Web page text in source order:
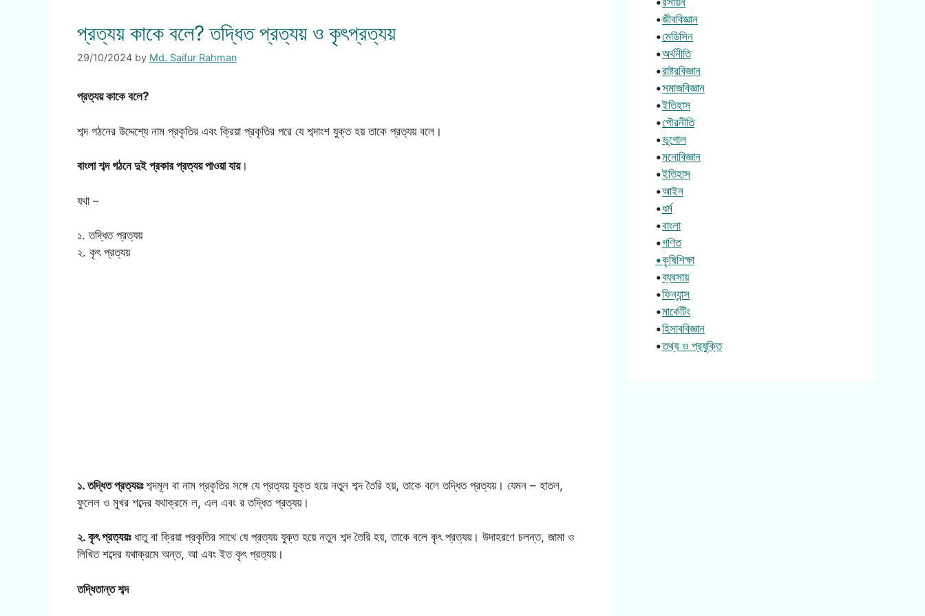
প্রত্যয় কাকে বলে? তদ্ধিত প্রত্যয় ও কৃৎপ্রত্যয়
29/10/2024 by Md. Saifur Rahman
প্রত্যয় কাকে বলে?
শব্দ গঠনের উদ্দেশ্যে নাম প্রকৃতির এবং ক্রিয়া প্রকৃতির পরে যে শব্দাংশ যুক্ত হয় তাকে প্রত্যয় বলে।
বাংলা শব্দ গঠনে দুই প্রকার প্রত্যয় পাওয়া যায়।
যথা –
১. তদ্ধিত প্রত্যয়
২. কৃৎ প্রত্যয়
১. তদ্ধিত প্রত্যয়ঃশব্দমূল বা নাম প্রকৃতির সঙ্গে যে প্রত্যয় যুক্ত হয়ে নতুন শব্দ তৈরি হয়, তাকে বলে তদ্ধিত প্রত্যয়। যেমন – হাতল,
ফুলেল ও মুখর শব্দের যথাক্রমে ল, এল এবং র তদ্ধিত প্রত্যয়।
২. কৃৎ প্রত্যয়ঃধাতু বা ক্রিয়া প্রকৃতির সাথে যে প্রত্যয় যুক্ত হয়ে নতুন শব্দ তৈরি হয়, তাকে বলে কৃৎ প্রত্যয়। উদাহরণে চলন্ত, জামা ও
লিখিত শব্দের যথাক্রমে অন্ত, আ এবং ইত কৃৎ প্রত্যয়।
তদ্ধিতান্ত শব্দ
•জীববিজ্ঞান
•মেডিসিন
•অর্থনীতি
•রাষ্ট্রবিজ্ঞান
•সমাজবিজ্ঞান
•ইতিহাস
•পৌরনীতি
•ভূগোল
•মনোবিজ্ঞান
•ইতিহাস
•আইন
•ধর্ম
•বাংলা
•গণিত
•কৃষিশিক্ষা
•ব্যবসায়
•ফিন্যান্স
•মার্কেটিং
•হিসাববিজ্ঞান
•তথ্য ও প্রযুক্তি